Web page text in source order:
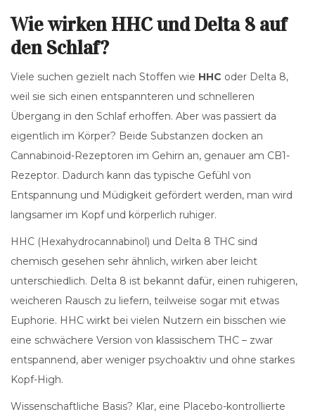
Wie wirken HHC und Delta 8 auf
den Schlaf?
Viele suchen gezielt nach Stoffen wie HHC oder Delta 8,
weil sie sich einen entspannteren und schnelleren
Übergang in den Schlaf erhoffen. Aber was passiert da
eigentlich im Körper? Beide Substanzen docken an
Cannabinoid-Rezeptoren im Gehirn an, genauer am CB1-
Rezeptor. Dadurch kann das typische Gefühl von
Entspannung und Müdigkeit gefördert werden, man wird
langsamer im Kopf und körperlich ruhiger.
HHC (Hexahydrocannabinol) und Delta 8 THC sind
chemisch gesehen sehr ähnlich, wirken aber leicht
unterschiedlich. Delta 8 ist bekannt dafür, einen ruhigeren,
weicheren Rausch zu liefern, teilweise sogar mit etwas
Euphorie. HHC wirkt bei vielen Nutzern ein bisschen wie
eine schwächere Version von klassischem THC – zwar
entspannend, aber weniger psychoaktiv und ohne starkes
Kopf-High.
Wissenschaftliche Basis? Klar, eine Placebo-kontrollierte